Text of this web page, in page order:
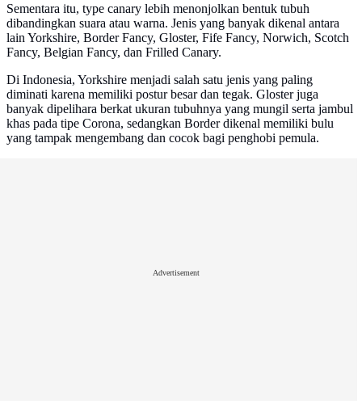
Sementara itu, type canary lebih menonjolkan bentuk tubuh
dibandingkan suara atau warna. Jenis yang banyak dikenal antara
lain Yorkshire, Border Fancy, Gloster, Fife Fancy, Norwich, Scotch
Fancy, Belgian Fancy, dan Frilled Canary.
Di Indonesia, Yorkshire menjadi salah satu jenis yang paling
diminati karena memiliki postur besar dan tegak. Gloster juga
banyak dipelihara berkat ukuran tubuhnya yang mungil serta jambul
khas pada tipe Corona, sedangkan Border dikenal memiliki bulu
yang tampak mengembang dan cocok bagi penghobi pemula.
Advertisement